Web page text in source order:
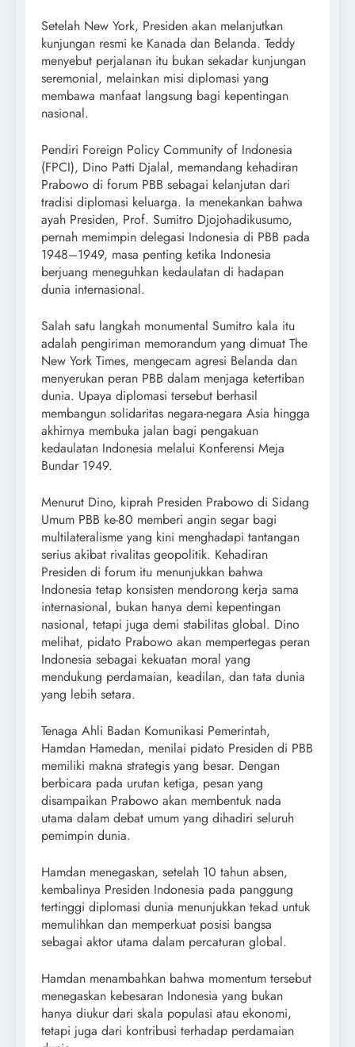
Setelah New York, Presiden akan melanjutkan
kunjungan resmi ke Kanada dan Belanda. Teddy
menyebut perjalanan itu bukan sekadar kunjungan
seremonial, melainkan misi diplomasi yang
membawa manfaat langsung bagi kepentingan
nasional.
Pendiri Foreign Policy Community of Indonesia
(FPCI), Dino Patti Djalal, memandang kehadiran
Prabowo di forum PBB sebagai kelanjutan dari
tradisi diplomasi keluarga. Ia menekankan bahwa
ayah Presiden, Prof. Sumitro Djojohadikusumo,
pernah memimpin delegasi Indonesia di PBB pada
1948–1949, masa penting ketika Indonesia
berjuang meneguhkan kedaulatan di hadapan
dunia internasional.
Salah satu langkah monumental Sumitro kala itu
adalah pengiriman memorandum yang dimuat The
New York Times, mengecam agresi Belanda dan
menyerukan peran PBB dalam menjaga ketertiban
dunia. Upaya diplomasi tersebut berhasil
membangun solidaritas negara-negara Asia hingga
akhirnya membuka jalan bagi pengakuan
kedaulatan Indonesia melalui Konferensi Meja
Bundar 1949.
Menurut Dino, kiprah Presiden Prabowo di Sidang
Umum PBB ke-80 memberi angin segar bagi
multilateralisme yang kini menghadapi tantangan
serius akibat rivalitas geopolitik. Kehadiran
Presiden di forum itu menunjukkan bahwa
Indonesia tetap konsisten mendorong kerja sama
internasional, bukan hanya demi kepentingan
nasional, tetapi juga demi stabilitas global. Dino
melihat, pidato Prabowo akan mempertegas peran
Indonesia sebagai kekuatan moral yang
mendukung perdamaian, keadilan, dan tata dunia
yang lebih setara.
Tenaga Ahli Badan Komunikasi Pemerintah,
Hamdan Hamedan, menilai pidato Presiden di PBB
memiliki makna strategis yang besar. Dengan
berbicara pada urutan ketiga, pesan yang
disampaikan Prabowo akan membentuk nada
utama dalam debat umum yang dihadiri seluruh
pemimpin dunia.
Hamdan menegaskan, setelah 10 tahun absen,
kembalinya Presiden Indonesia pada panggung
tertinggi diplomasi dunia menunjukkan tekad untuk
memulihkan dan memperkuat posisi bangsa
sebagai aktor utama dalam percaturan global.
Hamdan menambahkan bahwa momentum tersebut
menegaskan kebesaran Indonesia yang bukan
hanya diukur dari skala populasi atau ekonomi,
tetapi juga dari kontribusi terhadap perdamaian